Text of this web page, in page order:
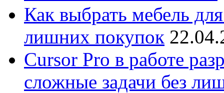
Как выбрать мебель
лишних покупок
Cursor Pro в работе
сложные задачи без